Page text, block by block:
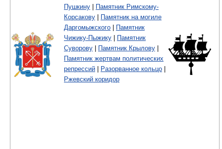
Пушкину
Памятник Римскому-
Корсакову
Памятник на могиле
Даргомыжского
Памятник
Чижику-Пыжику
Памятник
Суворову
Памятник Крылову
Памятник жертвам политических
репрессий
Разорванное кольцо
Ржевский коридор